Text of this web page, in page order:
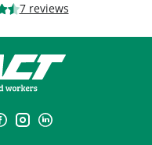
7 reviews